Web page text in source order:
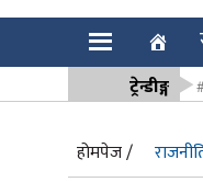
ट्रेन्डीङ्ग
होमपेज /